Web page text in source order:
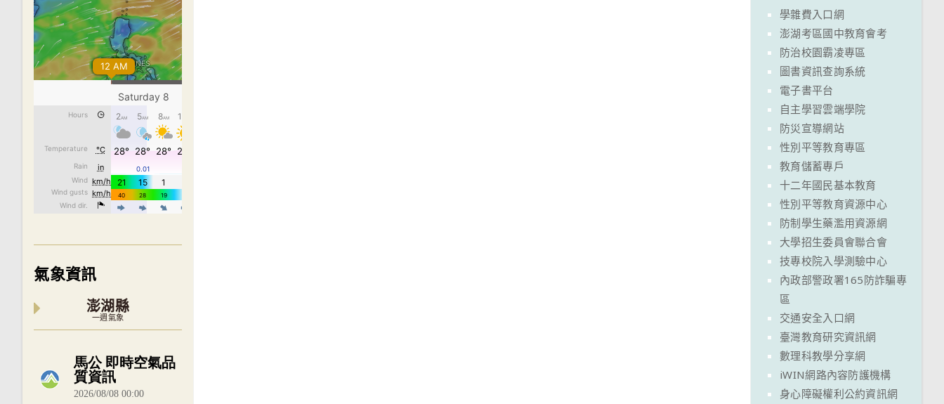
氣象資訊
澎湖縣
一週氣象
內嵌空氣品質小工具為視覺預覽，完整即時空氣品質資料請開啟
學雜費入口網
澎湖考區國中教育會考
防治校園霸凌專區
圖書資訊查詢系統
電子書平台
自主學習雲端學院
防災宣導網站
性別平等教育專區
教育儲蓄專戶
十二年國民基本教育
性別平等教育資源中心
防制學生藥濫用資源網
大學招生委員會聯合會
技專校院入學測驗中心
內政部警政署165防詐騙專
區
交通安全入口網
臺灣教育研究資訊網
數理科教學分享網
iWIN網路內容防護機構
身心障礙權利公約資訊網